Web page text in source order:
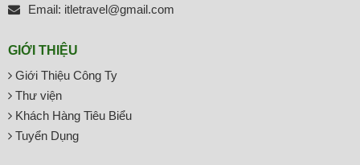
Email: itletravel@gmail.com
GIỚI THIỆU
Giới Thiệu Công Ty
Thư viện
Khách Hàng Tiêu Biểu
Tuyển Dụng